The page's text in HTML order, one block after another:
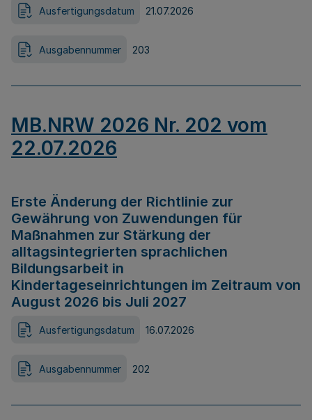
Ausfertigungsdatum 21.07.2026
Ausgabennummer 203
MB.NRW 2026 Nr. 202 vom
22.07.2026
Erste Änderung der Richtlinie zur
Gewährung von Zuwendungen für
Maßnahmen zur Stärkung der
alltagsintegrierten sprachlichen
Bildungsarbeit in
Kindertageseinrichtungen im Zeitraum von
August 2026 bis Juli 2027
Ausfertigungsdatum 16.07.2026
Ausgabennummer 202